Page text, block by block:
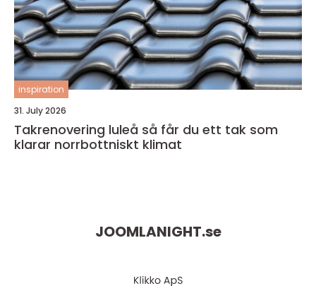
inspiration
31. July 2026
Takrenovering luleå så får du ett tak som
klarar norrbottniskt klimat
JOOMLANIGHT.se